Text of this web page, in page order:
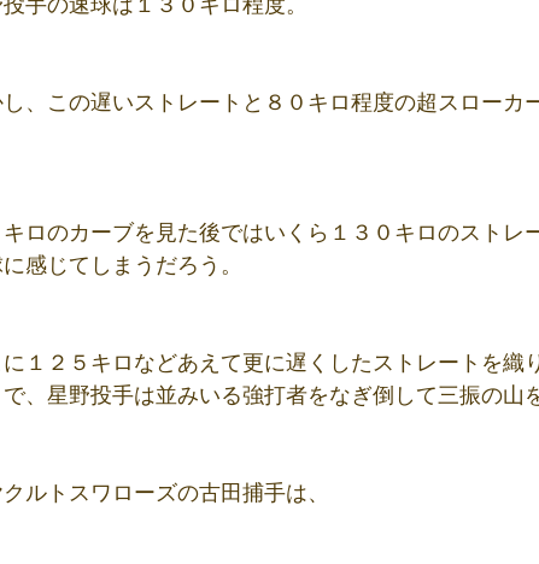
手の速球は１３０キロ程度。
し、この遅いストレートと８０キロ程度の超スローカ
キロのカーブを見た後ではいくら１３０キロのストレ
感じてしまうだろう。
に１２５キロなどあえて更に遅くしたストレートを織
で、星野投手は並みいる強打者をなぎ倒して三振の山
ルトスワローズの古田捕手は、